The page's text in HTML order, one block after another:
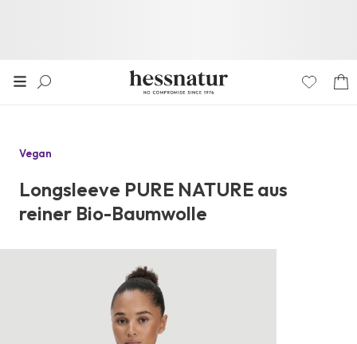
Vegan
Longsleeve PURE NATURE aus
reiner Bio-Baumwolle